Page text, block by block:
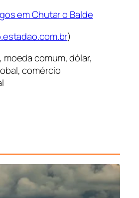
em Chutar o Balde
)
moeda comum, dólar,
comércio